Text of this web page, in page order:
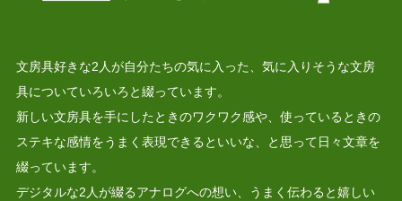
文房具好きな2人が自分たちの気に入った、気に入りそうな文房
具についていろいろと綴っています。
新しい文房具を手にしたときのワクワク感や、使っているときの
ステキな感情をうまく表現できるといいな、と思って日々文章を
綴っています。
デジタルな2人が綴るアナログへの想い、うまく伝わると嬉しい